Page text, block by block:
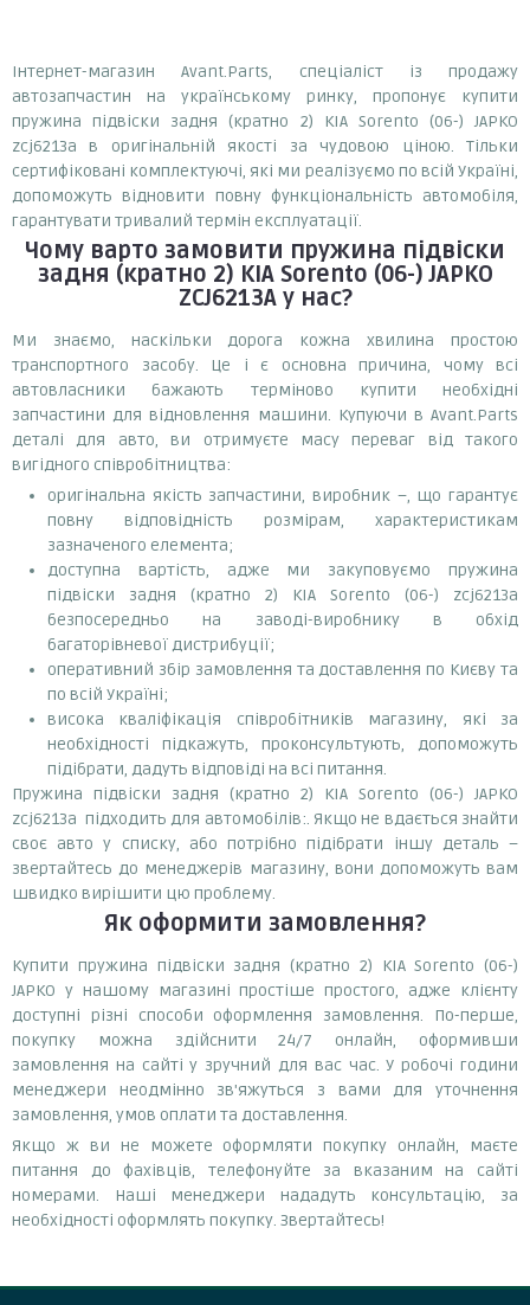
Інтернет-магазин Avant.Parts, спеціаліст із продажу
автозапчастин на українському ринку, пропонує купити
пружина підвіски задня (кратно 2) KIA Sorento (06-) JAPKO
zcj6213a в оригінальній якості за чудовою ціною. Тільки
сертифіковані комплектуючі, які ми реалізуємо по всій Україні,
допоможуть відновити повну функціональність автомобіля,
гарантувати тривалий термін експлуатації.
Чому варто замовити пружина підвіски
задня (кратно 2) KIA Sorento (06-) JAPKO
ZCJ6213Aу нас?
Ми знаємо, наскільки дорога кожна хвилина простою
транспортного засобу. Це і є основна причина, чому всі
автовласники бажають терміново купити необхідні
запчастини для відновлення машини. Купуючи в Avant.Parts
деталі для авто, ви отримуєте масу переваг від такого
вигідного співробітництва:
оригінальна якість запчастини, виробник –, що гарантує
повну відповідність розмірам, характеристикам
зазначеного елемента;
доступна вартість, адже ми закуповуємо пружина
підвіски задня (кратно 2) KIA Sorento (06-) zcj6213a
безпосередньо на заводі-виробнику в обхід
багаторівневої дистрибуції;
оперативний збір замовлення та доставлення по Києву та
по всій Україні;
висока кваліфікація співробітників магазину, які за
необхідності підкажуть, проконсультують, допоможуть
підібрати, дадуть відповіді на всі питання.
Пружина підвіски задня (кратно 2) KIA Sorento (06-) JAPKO
zcj6213a підходить для автомобілів:. Якщо не вдається знайти
своє авто у списку, або потрібно підібрати іншу деталь –
звертайтесь до менеджерів магазину, вони допоможуть вам
швидко вирішити цю проблему.
Як оформити замовлення?
Купити пружина підвіски задня (кратно 2) KIA Sorento (06-)
JAPKO у нашому магазині простіше простого, адже клієнту
доступні різні способи оформлення замовлення. По-перше,
покупку можна здійснити 24/7 онлайн, оформивши
замовлення на сайті у зручний для вас час. У робочі години
менеджери неодмінно зв'яжуться з вами для уточнення
замовлення, умов оплати та доставлення.
Якщо ж ви не можете оформляти покупку онлайн, маєте
питання до фахівців, телефонуйте за вказаним на сайті
номерами. Наші менеджери нададуть консультацію, за
необхідності оформлять покупку. Звертайтесь!